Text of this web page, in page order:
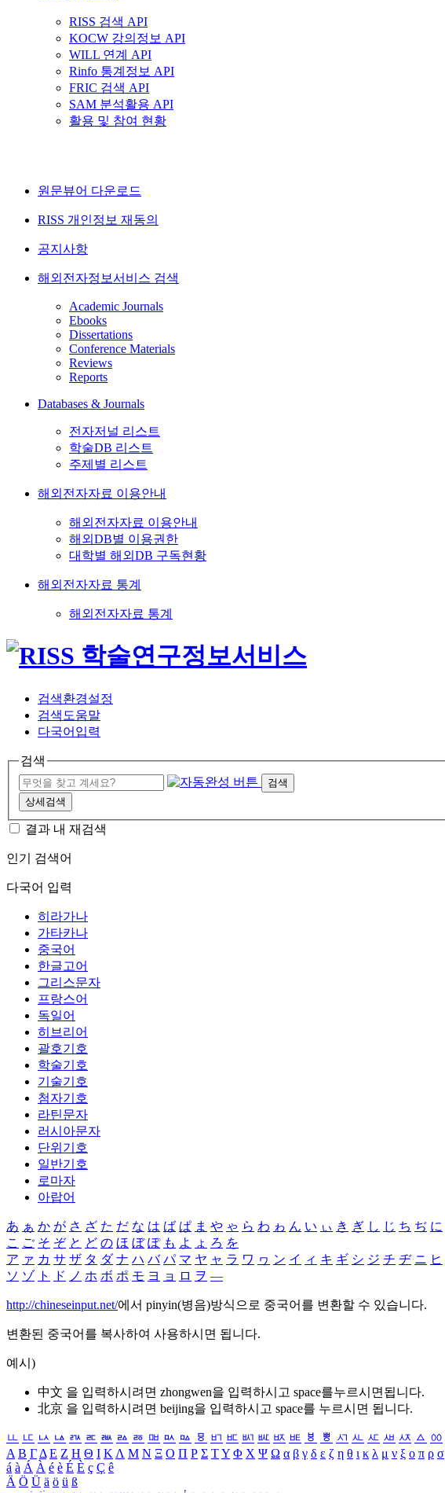
RISS 검색 API
KOCW 강의정보 API
WILL 연계 API
Rinfo 통계정보 API
FRIC 검색 API
SAM 분석활용 API
활용 및 참여 현황
원문뷰어 다운로드
RISS 개인정보 재동의
공지사항
해외전자정보서비스 검색
Academic Journals
Ebooks
Dissertations
Conference Materials
Reviews
Reports
Databases & Journals
전자저널 리스트
학술DB 리스트
주제별 리스트
해외전자자료 이용안내
해외전자자료 이용안내
해외DB별 이용권한
대학별 해외DB 구독현황
해외전자자료 통계
해외전자자료 통계
검색환경설정
검색도움말
다국어입력
검색
검색
상세검색
결과 내 재검색
인기 검색어
다국어 입력
히라가나
가타카나
중국어
한글고어
그리스문자
프랑스어
독일어
히브리어
괄호기호
학술기호
기술기호
첨자기호
라틴문자
러시아문자
단위기호
일반기호
로마자
아랍어
あ ぁ か が さ ざ た だ な は ば ぱ ま や ゃ ら わ ゎ ん い ぃ き ぎ し じ ち ぢ に
こ ご そ ぞ と ど の ほ ぼ ぽ も よ ょ ろ を
ア ァ カ サ ザ タ ダ ナ ハ バ パ マ ヤ ャ ラ ワ ヮ ン イ ィ キ ギ シ ジ チ ヂ ニ ヒ
ソ ゾ ト ド ノ ホ ボ ポ モ ヨ ョ ロ ヲ ―
http://chineseinput.net/에서 pinyin(병음)방식으로 중국어를 변환할 수 있습니다.
변환된 중국어를 복사하여 사용하시면 됩니다.
예시)
中文 을 입력하시려면 zhongwen을 입력하시고 space를누르시면됩니다.
北京 을 입력하시려면 beijing을 입력하시고 space를 누르시면 됩니다.
ㅥ ㅦ ㅧ ㅨ ㅩ ㅪ ㅫ ㅬ ㅭ ㅮ ㅯ ㅰ ㅱ ㅲ ㅳ ㅴ ㅵ ㅶ ㅷ ㅸ ㅹ ㅺ ㅻ ㅼ ㅽ ㅾ ㅿ ㆀ
Α Β ΓΔ Ε Ζ Η Θ Ι ΚΛ Μ Ν Ξ Ο Π Ρ Σ ΤΥ Φ Χ Ψ Ω α β γ δ ε ζ η θ ι κ λ μ ν ξ ο π ρ σ
á à Á À é è É È ç Ç ê
Ä Ö Ü ä ö ü ß